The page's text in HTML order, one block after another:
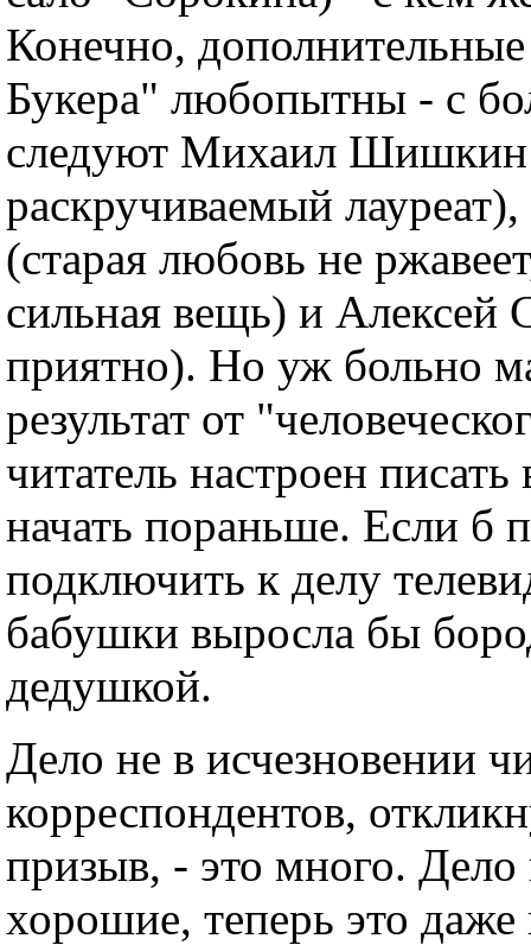
Конечно,
Букера" любопытны - с
следуют Михаил Шишкин
раскручиваемый
(старая любовь не
сильная вещь) и Алексей
приятно). Но уж больно
результат от
читатель настроен
начать пораньше. Если б
подключить к делу
бабушки выросла бы
дедушкой.
Дело не в исчезновении
корреспондентов,
призыв, - это много. Дело
хорошие, теперь это